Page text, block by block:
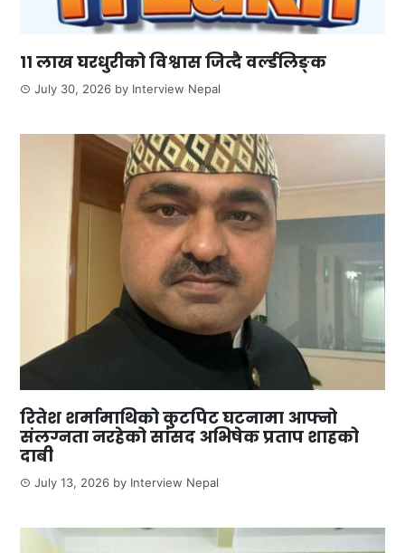
११ लाख घरधुरीको विश्वास जित्दै वर्ल्डलिङ्क
July 30, 2026 by Interview Nepal
रितेश शर्मामाथिको कुटपिट घटनामा आफ्नो
संलग्नता नरहेको सांसद अभिषेक प्रताप शाहको
दाबी
July 13, 2026 by Interview Nepal